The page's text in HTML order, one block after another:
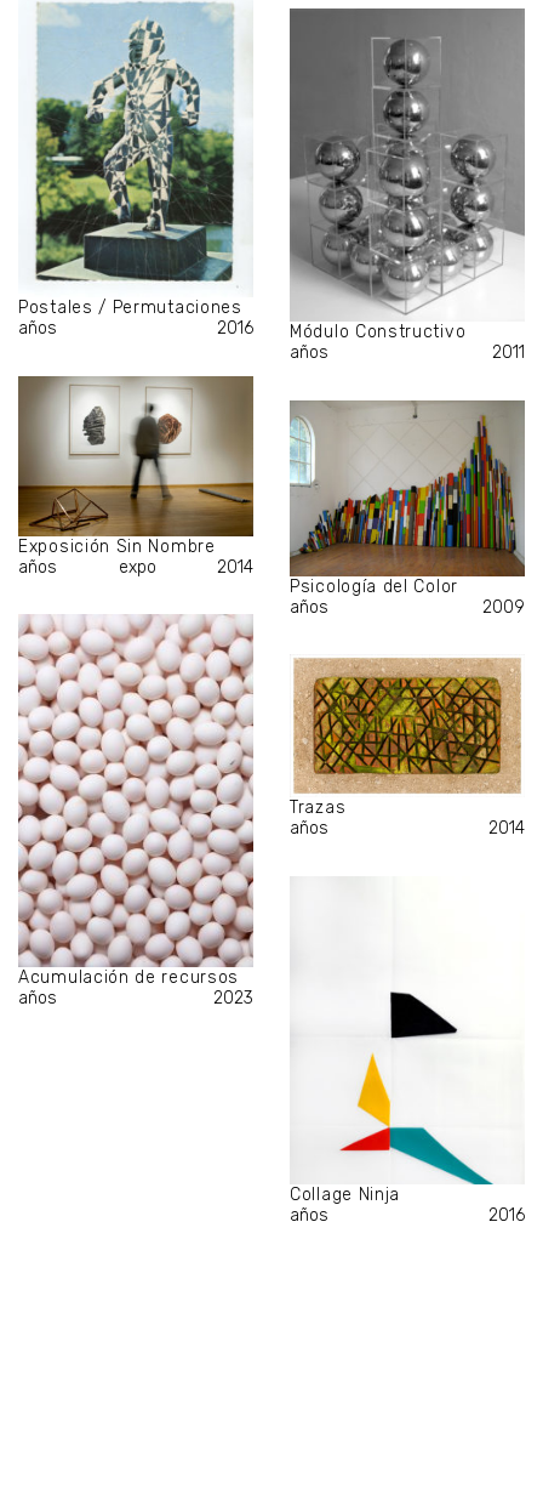
Postales / Permutaciones
años
2016
Módulo Constructivo
años
2011
Exposición Sin Nombre
años
expo
2014
Psicología del Color
años
2009
Acumulación de recursos
años
2023
Trazas
años
2014
Collage Ninja
años
2016